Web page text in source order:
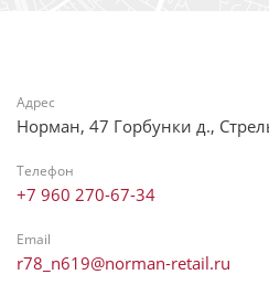
Адрес
Норман, 47 Горбунки д.,
Телефон
+7 960 270-67-34
Email
r78_n619@norman-retail.ru